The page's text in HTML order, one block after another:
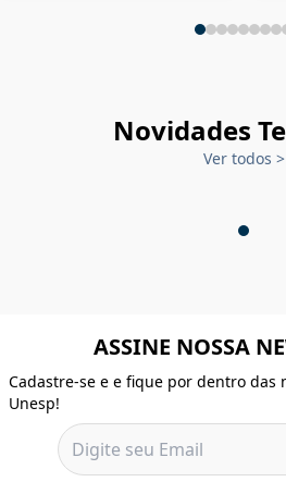
Novidades
Ver todos >
ASSINE NOSSA
Cadastre-se e e fique por dentro das
Unesp!